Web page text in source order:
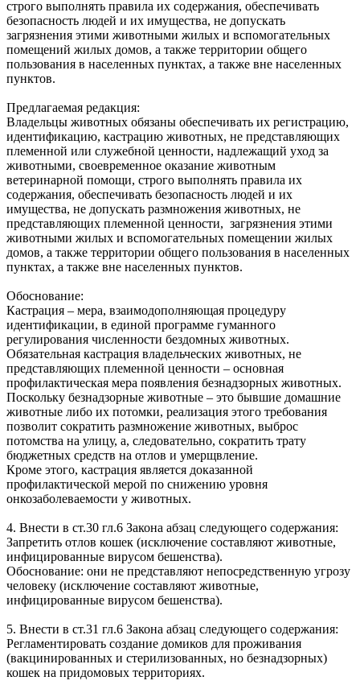
строго выполнять правила их содержания, обеспечивать
безопасность людей и их имущества, не допускать
загрязнения этими животными жилых и вспомогательных
помещений жилых домов, а также территории общего
пользования в населенных пунктах, а также вне населенных
пунктов.
Предлагаемая редакция:
Владельцы животных обязаны обеспечивать их регистрацию,
идентификацию, кастрацию животных, не представляющих
племенной или служебной ценности, надлежащий‌ уход за
животными, своевременное оказание животным
ветеринарной‌ помощи, строго выполнять правила их
содержания, обеспечивать безопасность людей‌ и их
имущества, не допускать размножения животных, не
представляющих племенной ценности, загрязнения этими
животными жилых и вспомогательных помещении‌ жилых
домов, а также территории общего пользования в населенных
пунктах, а также вне населенных пунктов.
Обоснование:
Кастрация – мера, взаимодополняющая процедуру
идентификации, в единой программе гуманного
регулирования численности бездомных животных.
Обязательная кастрация владельческих животных, не
представляющих племенной ценности – основная
профилактическая мера появления безнадзорных животных.
Поскольку безнадзорные животные – это бывшие домашние
животные либо их потомки, реализация этого требования
позволит сократить размножение животных, выброс
потомства на улицу, а, следовательно, сократить трату
бюджетных средств на отлов и умерщвление.
Кроме этого, кастрация является доказанной
профилактической мерой по снижению уровня
онкозаболеваемости у животных.
4. Внести в ст.30 гл.6 Закона абзац следующего содержания:
Запретить отлов кошек (исключение составляют животные,
инфицированные вирусом бешенства).
Обоснование: они не представляют непосредственную угрозу
человеку (исключение составляют животные,
инфицированные вирусом бешенства).
5. Внести в ст.31 гл.6 Закона абзац следующего содержания:
Регламентировать создание домиков для проживания
(вакцинированных и стерилизованных, но безнадзорных)
кошек на придомовых территориях.